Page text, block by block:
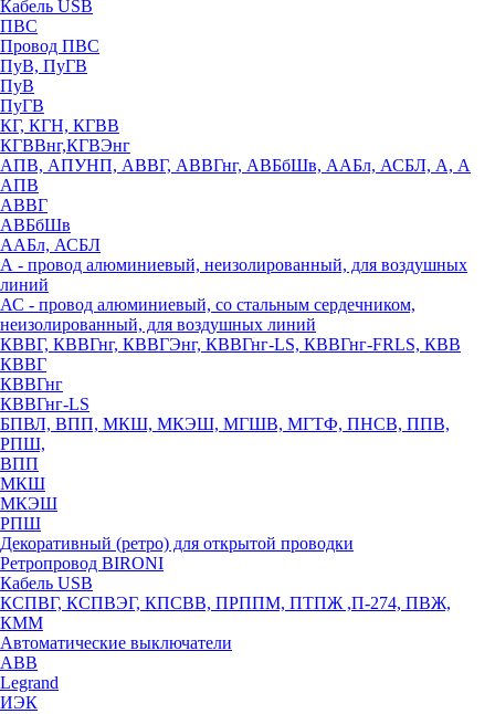
Кабель USB
ПВС
Провод ПВС
ПуВ, ПуГВ
ПуВ
ПуГВ
КГ, КГН, КГВВ
КГВВнг,КГВЭнг
АПВ, АПУНП, АВВГ, АВВГнг, АВБбШв, ААБл, АСБЛ, А, А
АПВ
АВВГ
АВБбШв
ААБл, АСБЛ
А - провод алюминиевый, неизолированный, для воздушных
линий
АС - провод алюминиевый, со стальным сердечником,
неизолированный, для воздушных линий
КВВГ, КВВГнг, КВВГЭнг, КВВГнг-LS, КВВГнг-FRLS, КВВ
КВВГ
КВВГнг
КВВГнг-LS
БПВЛ, ВПП, МКШ, МКЭШ, МГШВ, МГТФ, ПНСВ, ППВ,
РПШ,
ВПП
МКШ
МКЭШ
РПШ
Декоративный (ретро) для открытой проводки
Ретропровод BIRONI
Кабель USB
КСПВГ, КСПВЭГ, КПСВВ, ПРППМ, ПТПЖ ,П-274, ПВЖ,
КММ
Автоматические выключатели
ABB
Legrand
ИЭК